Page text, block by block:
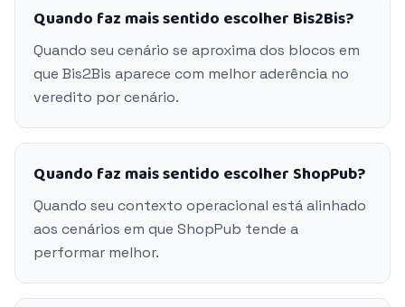
Quando faz mais sentido escolher Bis2Bis?
Quando seu cenário se aproxima dos blocos em
que Bis2Bis aparece com melhor aderência no
veredito por cenário.
Quando faz mais sentido escolher ShopPub?
Quando seu contexto operacional está alinhado
aos cenários em que ShopPub tende a
performar melhor.